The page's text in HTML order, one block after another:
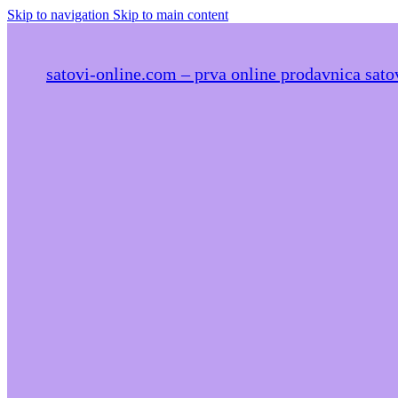
Skip to navigation Skip to main content
satovi-online.com – prva online prodavnica